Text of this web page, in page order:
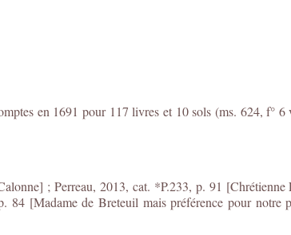
en 1691 pour 117 livres et 10 sols (ms. 624, f°
; Perreau, 2013, cat. *P.233, p. 91
84 [Madame de Breteuil mais préférence pour notre